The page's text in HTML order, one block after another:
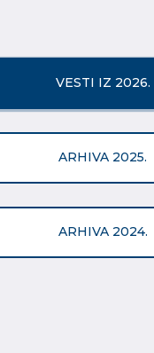
VESTI IZ 2026.
ARHIVA 2025.
ARHIVA 2024.